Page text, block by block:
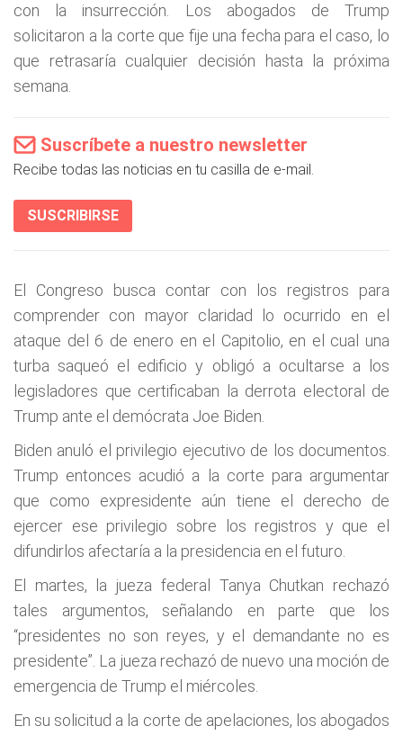
con la insurrección. Los abogados de Trump
solicitaron a la corte que fije una fecha para el caso, lo
que retrasaría cualquier decisión hasta la próxima
semana.
Suscríbete a nuestro newsletter
Recibe todas las noticias en tu casilla de e-mail.
SUSCRIBIRSE
El Congreso busca contar con los registros para
comprender con mayor claridad lo ocurrido en el
ataque del 6 de enero en el Capitolio, en el cual una
turba saqueó el edificio y obligó a ocultarse a los
legisladores que certificaban la derrota electoral de
Trump ante el demócrata Joe Biden.
Biden anuló el privilegio ejecutivo de los documentos.
Trump entonces acudió a la corte para argumentar
que como expresidente aún tiene el derecho de
ejercer ese privilegio sobre los registros y que el
difundirlos afectaría a la presidencia en el futuro.
El martes, la jueza federal Tanya Chutkan rechazó
tales argumentos, señalando en parte que los
“presidentes no son reyes, y el demandante no es
presidente”. La jueza rechazó de nuevo una moción de
emergencia de Trump el miércoles.
En su solicitud a la corte de apelaciones, los abogados